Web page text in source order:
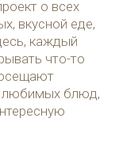
о всех
вкусной еде,
каждый
что-то
любимых блюд,